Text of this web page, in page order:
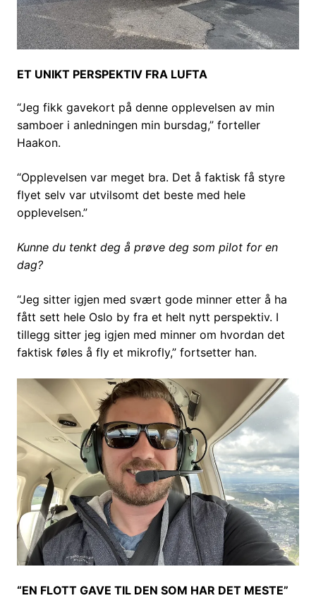
ET UNIKT PERSPEKTIV FRA LUFTA
“Jeg fikk gavekort på denne opplevelsen av min
samboer i anledningen min bursdag,” forteller
Haakon.
“Opplevelsen var meget bra. Det å faktisk få styre
flyet selv var utvilsomt det beste med hele
opplevelsen.”
Kunne du tenkt deg å prøve deg som pilot for en
dag?
“Jeg sitter igjen med svært gode minner etter å ha
fått sett hele Oslo by fra et helt nytt perspektiv. I
tillegg sitter jeg igjen med minner om hvordan det
faktisk føles å fly et mikrofly,” fortsetter han.
“EN FLOTT GAVE TIL DEN SOM HAR DET MESTE”